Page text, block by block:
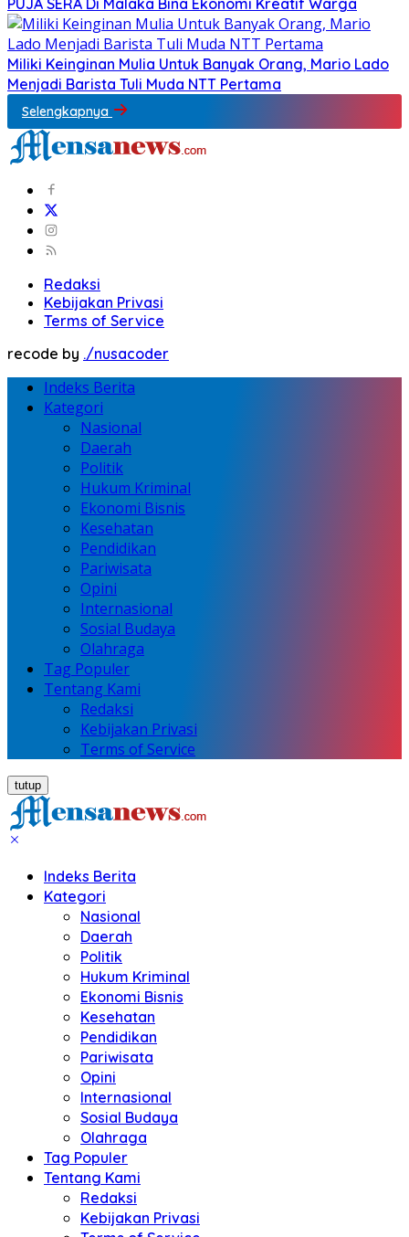
PUJA SERA Di Malaka Bina Ekonomi Kreatif Warga
Miliki Keinginan Mulia Untuk Banyak Orang, Mario Lado
Menjadi Barista Tuli Muda NTT Pertama
Selengkapnya
Redaksi
Kebijakan Privasi
Terms of Service
recode by ./nusacoder
Indeks Berita
Kategori
Nasional
Daerah
Politik
Hukum Kriminal
Ekonomi Bisnis
Kesehatan
Pendidikan
Pariwisata
Opini
Internasional
Sosial Budaya
Olahraga
Tag Populer
Tentang Kami
Redaksi
Kebijakan Privasi
Terms of Service
tutup
Indeks Berita
Kategori
Nasional
Daerah
Politik
Hukum Kriminal
Ekonomi Bisnis
Kesehatan
Pendidikan
Pariwisata
Opini
Internasional
Sosial Budaya
Olahraga
Tag Populer
Tentang Kami
Redaksi
Kebijakan Privasi